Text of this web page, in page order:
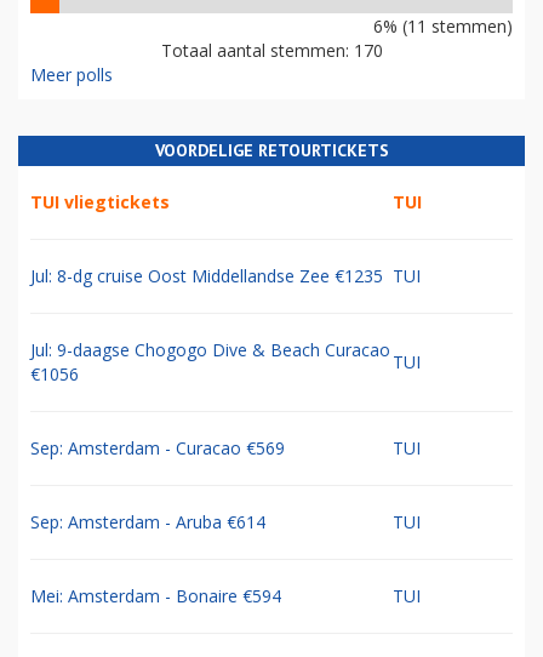
6% (11 stemmen)
Totaal aantal stemmen: 170
Meer polls
VOORDELIGE RETOURTICKETS
TUI vliegtickets TUI
Jul: 8-dg cruise Oost Middellandse Zee €1235 TUI
Jul: 9-daagse Chogogo Dive & Beach Curacao
€1056
TUI
Sep: Amsterdam - Curacao €569 TUI
Sep: Amsterdam - Aruba €614 TUI
Mei: Amsterdam - Bonaire €594 TUI